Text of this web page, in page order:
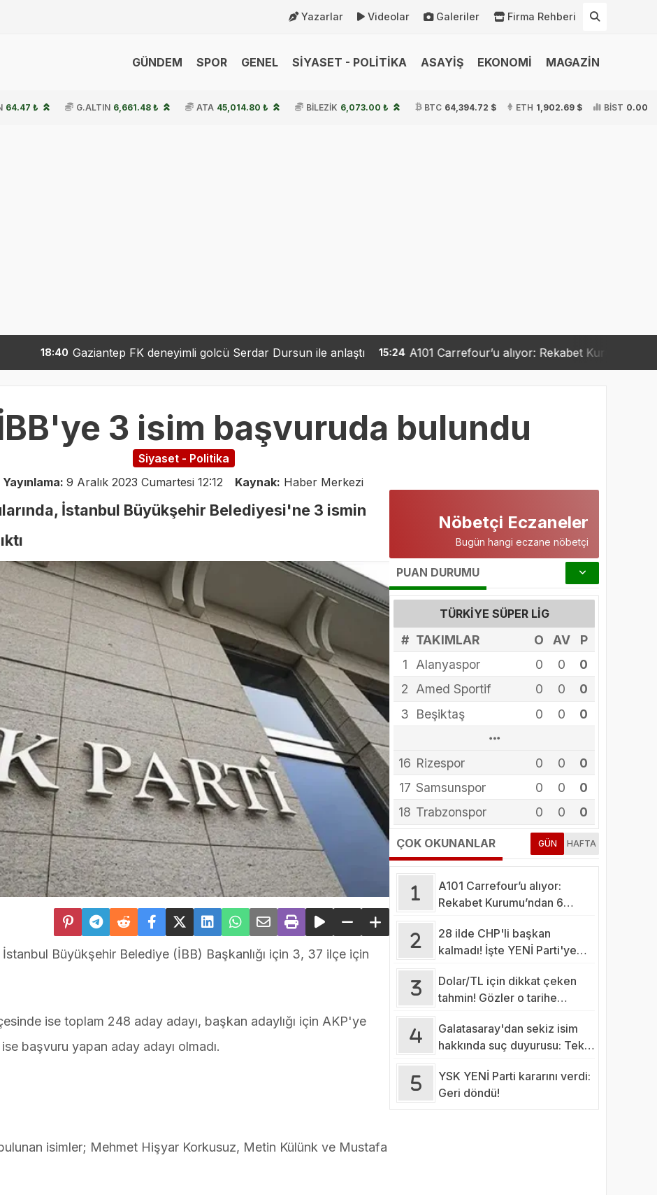
Yazarlar Videolar Galeriler Firma Rehberi
GÜNDEM SPOR GENEL SİYASET - POLİTİKA ASAYİŞ EKONOMİ MAGAZİN
64.47 ₺ G.ALTIN 6,661.48 ₺ ATA 45,014.80 ₺ BİLEZİK 6,073.00 ₺ BTC 64,394.72 $ ETH 1,902.69 $ BİST 0.00
FK deneyimli golcü Serdar Dursun ile anlaştı 15:24 A101 Carrefour’u alıyor: Rekabet Kurumu’ndan 6 şartlık fren
3 isim başvuruda bulundu
Siyaset - Politika
Yayınlama: 9 Aralık 2023 Cumartesi 12:12 Kaynak: Haber Merkezi
İstanbul Büyükşehir Belediyesi'ne 3 ismin
Büyükşehir Belediye (İBB) Başkanlığı için 3, 37 ilçe için
ise toplam 248 aday adayı, başkan adaylığı için AKP'ye
başvuru yapan aday adayı olmadı.
isimler; Mehmet Hişyar Korkusuz, Metin Külünk ve Mustafa
Nöbetçi Eczaneler
Bugün hangi eczane nöbetçi
PUAN DURUMU
TÜRKIYE SÜPER LIG
# TAKIMLAR O AV
P
1
Alanyaspor 0 0
0
2
Amed Sportif 0 0
0
3
Beşiktaş 0 0 0
4 Arca Çorum FK 0 0 0
5 Erzurumspor 0 0 0
6 Eyüpspor 0 0 0
7 Fenerbahçe 0 0 0
8 Galatasaray 0 0 0
9 Gaziantep FK 0 0 0
10 Gençlerbirliği 0 0 0
11 Göztepe 0 0 0
12 Başakşehir 0 0 0
13 Kasımpaşa 0 0 0
14 Kocaelispor 0 0 0
15 Konyaspor 0 0 0
16 Rizespor 0 0
0
17 Samsunspor 0 0
0
18 Trabzonspor 0 0 0
ÇOK OKUNANLAR GÜN HAFTA
A101 Carrefour’u alıyor:
Rekabet Kurumu’ndan 6
28 ilde CHP'li başkan
kalmadı! İşte YENİ Parti'ye
belediyelerin sayısı…
Dolar/TL için dikkat çeken
tahmin! Gözler o tarihe
Galatasaray'dan sekiz isim
hakkında suç duyurusu: Tek
YSK YENİ Parti kararını verdi:
Geri döndü!